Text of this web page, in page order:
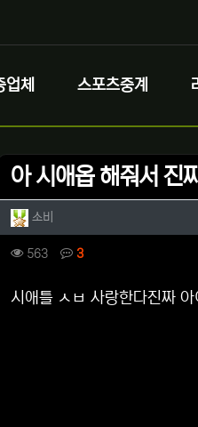
체 스포츠중계
아 시애옵 해줘서 진
작성자 정보
소비
컨텐츠 정보
563조회 3댓글
본문
시애틀 ㅅㅂ 사랑한다진짜